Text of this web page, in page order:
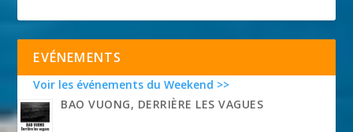
EVÉNEMENTS
Voir les événements du Weekend >>
BAO VUONG, DERRIÈRE LES VAGUES